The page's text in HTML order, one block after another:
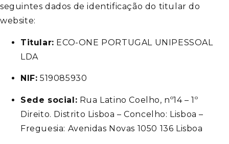
seguintes dados de identificação do titular do
website:
Titular: ECO-ONE PORTUGAL UNIPESSOAL
LDA
NIF: 519085930
Sede social: Rua Latino Coelho, nº14 – 1º
Direito. Distrito Lisboa – Concelho: Lisboa –
Freguesia: Avenidas Novas 1050 136 Lisboa